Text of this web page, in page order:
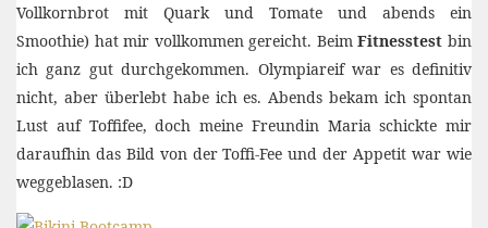
Vollkornbrot mit Quark und Tomate und abends ein
Smoothie) hat mir vollkommen gereicht. BeimFitnesstest bin
ich ganz gut durchgekommen. Olympiareif war es definitiv
nicht, aber überlebt habe ich es. Abends bekam ich spontan
Lust auf Toffifee, doch meine Freundin Maria schickte mir
daraufhin das Bild von der Toffi-Fee und der Appetit war wie
weggeblasen. :D